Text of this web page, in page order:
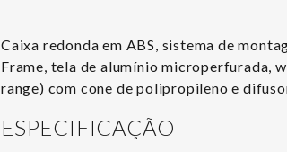
Caixa redonda em ABS, sistema de
Frame, tela de alumínio microperfurada,
range) com cone de polipropileno e
ESPECIFICAÇÃO